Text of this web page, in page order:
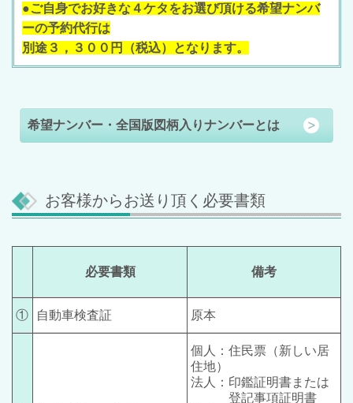
●ご自身でお好きな４ケタをお選び頂ける希望ナンバ
ーの予約代行は
別途３，３００円（税込）となります。
希望ナンバー・全国版図柄入りナンバーとは
お客様からお送り頂く必要書類
必要書類 備考
① 自動車検査証 原本
個人：住民票（新しい居
住地）
法人：印鑑証明書または
登記事項証明書